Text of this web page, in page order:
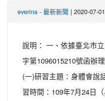
everina - 最新新聞 | 2020-07-
說明： 一、依據臺北市
字第1096015210號函辦
(一)研習主題：身體會
習時間：109年7月24日